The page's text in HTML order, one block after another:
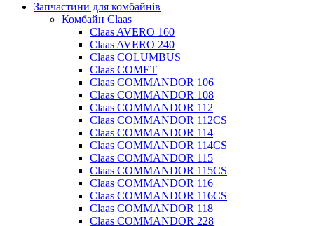
Запчастини для комбайнів
Комбайн Claas
Claas AVERO 160
Claas AVERO 240
Claas COLUMBUS
Claas COMET
Claas COMMANDOR 106
Claas COMMANDOR 108
Claas COMMANDOR 112
Claas COMMANDOR 112CS
Claas COMMANDOR 114
Claas COMMANDOR 114CS
Claas COMMANDOR 115
Claas COMMANDOR 115CS
Claas COMMANDOR 116
Claas COMMANDOR 116CS
Claas COMMANDOR 118
Claas COMMANDOR 228